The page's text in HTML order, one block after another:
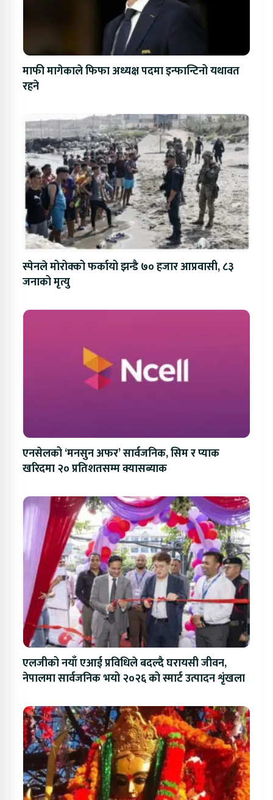
माफी मागेकाले फिफा अध्यक्ष पदमा इन्फान्टिनो यथावत
रहने
स्पेनले मोरोक्को फर्कायो झन्डै ७० हजार आप्रवासी, ८३
जनाको मृत्यु
एनसेलको ‘मनसुन अफर’ सार्वजनिक, सिम र प्याक
खरिदमा २० प्रतिशतसम्म क्यासब्याक
एलजीको नयाँ एआई प्रविधिले बदल्दै घरायसी जीवन,
नेपालमा सार्वजनिक भयो २०२६ को स्मार्ट उत्पादन शृंखला